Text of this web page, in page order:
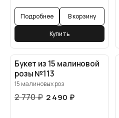
Подробнее В корзину
Купить
Букет из 15 малиновой
розы №113
15 малиновых роз
2 770₽ 2 490 ₽